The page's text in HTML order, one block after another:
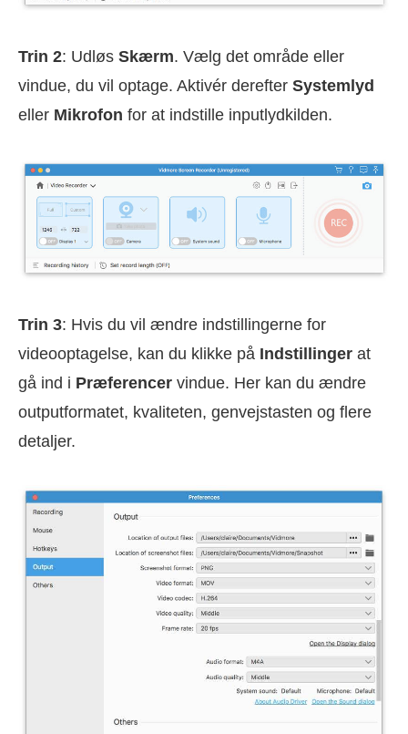
Trin 2: Udløs Skærm. Vælg det område eller
vindue, du vil optage. Aktivér derefter Systemlyd
eller Mikrofon for at indstille inputlydkilden.
Trin 3: Hvis du vil ændre indstillingerne for
videooptagelse, kan du klikke på Indstillinger at
gå ind i Præferencer vindue. Her kan du ændre
outputformatet, kvaliteten, genvejstasten og flere
detaljer.